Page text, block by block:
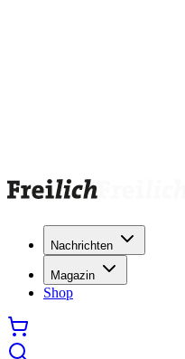
Nachrichten
Magazin
Shop